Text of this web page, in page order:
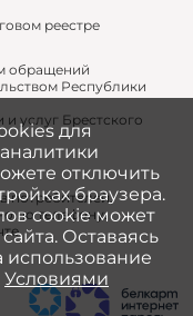
реестре
обращений
Республики
услуг Брестского
потребителей,
по телефону:
для
отключить
браузера.
cookie может
Оставаясь
использование
Условиями